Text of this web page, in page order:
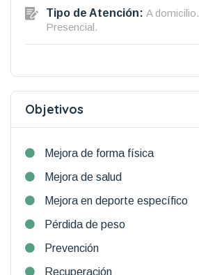
Tipo de Atención: A domicilio.
Presencial.
Objetivos
Mejora de forma física
Mejora de salud
Mejora en deporte específico
Pérdida de peso
Prevención
Recuperación